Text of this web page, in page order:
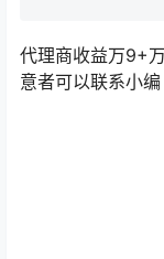
代理商收益万9+
意者可以联系小编